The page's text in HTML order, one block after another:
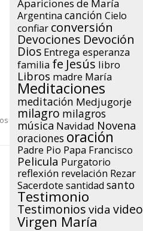
Apariciones de María
Argentina canción Cielo
confiar conversión
Devociones Devoción
Dios Entrega esperanza
familia fe Jesús libro
Libros madre María
Meditaciones
meditación Medjugorje
milagro milagros
música Navidad Novena
oraciones oración
Padre Pio Papa Francisco
Pelicula Purgatorio
reflexión revelación Rezar
Sacerdote santidad santo
Testimonio
Testimonios vida video
Virgen María